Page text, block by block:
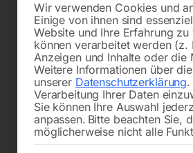
Abstechhalter
Wir verwenden Cookies und
Einige von ihnen sind
Website und Ihre Erfahrung zu
können verarbeitet werden (z.
Anzeigen und Inhalte oder die
Weitere Informationen über
unserer Datenschutzerklärung.
Verarbeitung Ihrer Daten
Sie können Ihre Auswahl
anpassen. Bitte beachten Sie,
möglicherweise nicht alle